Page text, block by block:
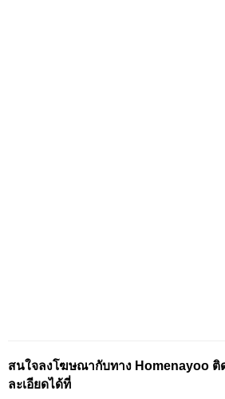
สนใจลงโฆษณากับทาง Homenayoo ติ
ละเอียดได้ที่